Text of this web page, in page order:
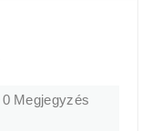
0 Megjegyzés